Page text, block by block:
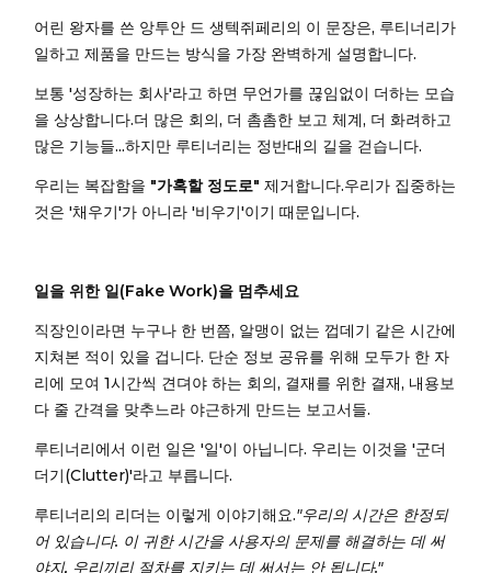
어린 왕자를 쓴 앙투안 드 생텍쥐페리의 이 문장은, 루티너리가
일하고 제품을 만드는 방식을 가장 완벽하게 설명합니다.
보통 '성장하는 회사'라고 하면 무언가를 끊임없이 더하는 모습
을 상상합니다.더 많은 회의, 더 촘촘한 보고 체계, 더 화려하고
많은 기능들...하지만 루티너리는 정반대의 길을 걷습니다.
우리는 복잡함을 "가혹할 정도로" 제거합니다.우리가 집중하는
것은 '채우기'가 아니라 '비우기'이기 때문입니다.
일을 위한 일(Fake Work)을 멈추세요
직장인이라면 누구나 한 번쯤, 알맹이 없는 껍데기 같은 시간에
지쳐본 적이 있을 겁니다. 단순 정보 공유를 위해 모두가 한 자
리에 모여 1시간씩 견뎌야 하는 회의, 결재를 위한 결재, 내용보
다 줄 간격을 맞추느라 야근하게 만드는 보고서들.
루티너리에서 이런 일은 '일'이 아닙니다. 우리는 이것을 '군더
더기(Clutter)'라고 부릅니다.
루티너리의 리더는 이렇게 이야기해요."우리의 시간은 한정되
어 있습니다. 이 귀한 시간을 사용자의 문제를 해결하는 데 써
야지, 우리끼리 절차를 지키는 데 써서는 안 됩니다."